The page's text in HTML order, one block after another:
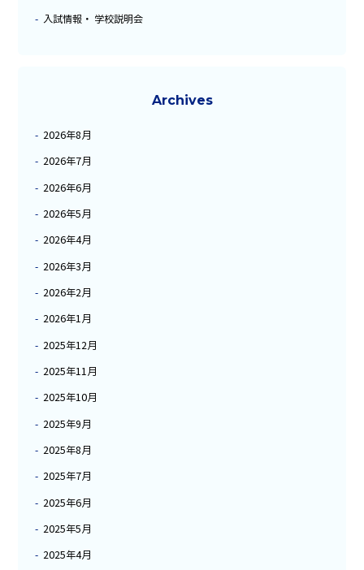
入試情報・ 学校説明会
Archives
2026年8月
2026年7月
2026年6月
2026年5月
2026年4月
2026年3月
2026年2月
2026年1月
2025年12月
2025年11月
2025年10月
2025年9月
2025年8月
2025年7月
2025年6月
2025年5月
2025年4月